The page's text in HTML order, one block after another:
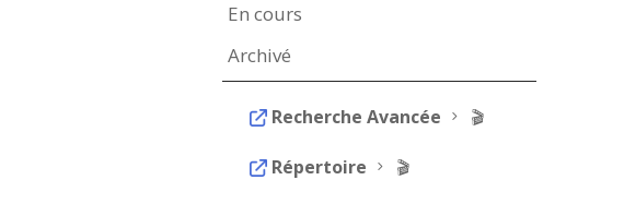
En cours
Archivé
Recherche Avancée 5 🎬
Répertoire 5 🎬